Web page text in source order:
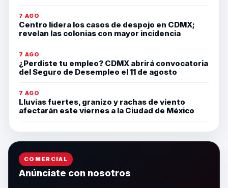
7 AGO
Centro lidera los casos de despojo en CDMX;
revelan las colonias con mayor incidencia
7 AGO
¿Perdiste tu empleo? CDMX abrirá convocatoria
del Seguro de Desempleo el 11 de agosto
7 AGO
Lluvias fuertes, granizo y rachas de viento
afectarán este viernes a la Ciudad de México
COMERCIAL
Anúnciate con nosotros